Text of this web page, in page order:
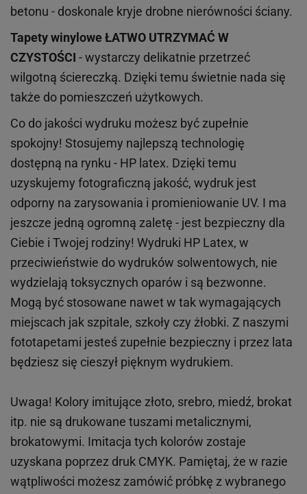
betonu - doskonale kryje drobne nierówności ściany.
Tapety winyloweŁATWO UTRZYMAĆ W
CZYSTOŚCI - wystarczy delikatnie przetrzeć
wilgotną ściereczką. Dzięki temu świetnie nada się
także do pomieszczeń użytkowych.
Co do jakości wydruku możesz być zupełnie
spokojny! Stosujemy najlepszą technologię
dostępną na rynku - HP latex. Dzięki temu
uzyskujemy fotograficzną jakość, wydruk jest
odporny na zarysowania i promieniowanie UV. I ma
jeszcze jedną ogromną zaletę - jest bezpieczny dla
Ciebie i Twojej rodziny! Wydruki HP Latex, w
przeciwieństwie do wydruków solwentowych, nie
wydzielają toksycznych oparów i są bezwonne.
Mogą być stosowane nawet w tak wymagających
miejscach jak szpitale, szkoły czy żłobki. Z naszymi
fototapetami jesteś zupełnie bezpieczny i przez lata
będziesz się cieszył pięknym wydrukiem.
Uwaga! Kolory imitujące złoto, srebro, miedź, brokat
itp. nie są drukowane tuszami metalicznymi,
brokatowymi. Imitacja tych kolorów zostaje
uzyskana poprzez druk CMYK. Pamiętaj, że w razie
wątpliwości możesz zamówić próbkę z wybranego